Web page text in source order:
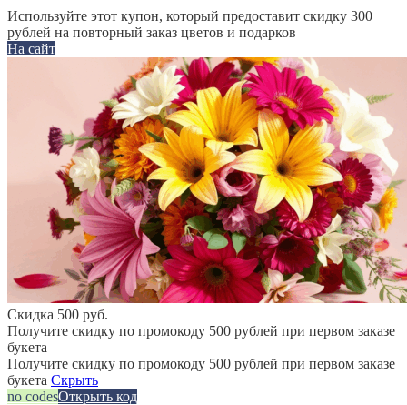
Используйте этот купон, который предоставит скидку 300
рублей на повторный заказ цветов и подарков
На сайт
Скидка 500 руб.
Получите скидку по промокоду 500 рублей при первом заказе
букета
Получите скидку по промокоду 500 рублей при первом заказе
букета Скрыть
no codesОткрыть код